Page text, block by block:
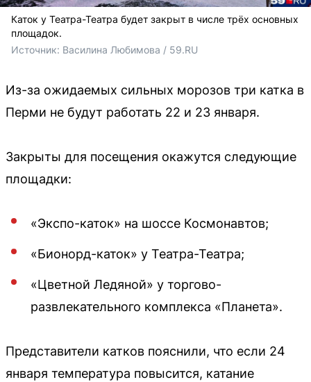
Каток у Театра-Театра будет закрыт в числе трёх основных
площадок.
Источник: Василина Любимова / 59.RU
Из-за ожидаемых сильных морозов три катка в
Перми не будут работать 22 и 23 января.
Закрыты для посещения окажутся следующие
площадки:
«Экспо-каток» на шоссе Космонавтов;
«Бионорд-каток» у Театра-Театра;
«Цветной Ледяной» у торгово-
развлекательного комплекса «Планета».
Представители катков пояснили, что если 24
января температура повысится, катание